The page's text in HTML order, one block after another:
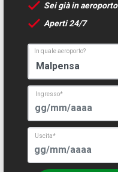
Sei già in aeroporto
Aperti 24/7
In quale aeroporto?
Ingresso*
Uscita*